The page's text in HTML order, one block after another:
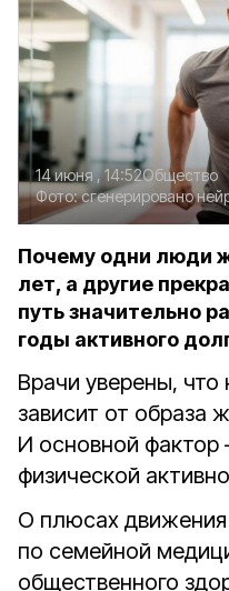
14 июня , 14:52Общество
Фото:сгенерировано
Почему одни люди
лет, а другие
путь значительно
годы активного
Врачи уверены, что
зависит от образа
И основной фактор
физической
О плюсах
по семейной
общественного